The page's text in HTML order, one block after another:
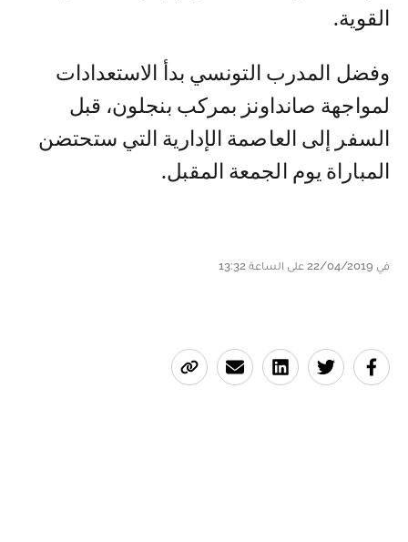
القوية.
وفضل المدرب التونسي بدأ الاستعدادات
لمواجهة صانداونز بمركب بنجلون، قبل
السفر إلى العاصمة الإدارية التي ستحتضن
المباراة يوم الجمعة المقبل.
في 22/04/2019 على الساعة 13:32